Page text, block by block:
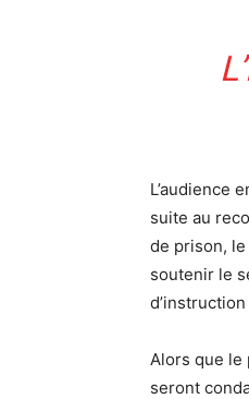
L’audience
suite au
de prison,
soutenir le
Alors que le
seront